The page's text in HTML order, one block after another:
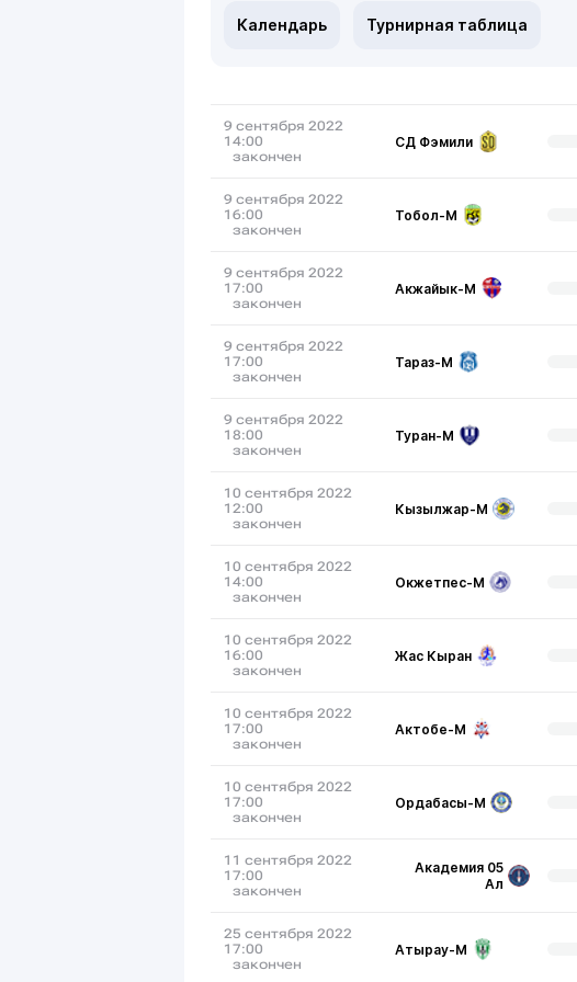
Календарь Турнирная таблица
9 сентября 2022
14:00
закончен
СД Фэмили
9 сентября 2022
16:00
закончен
Тобол-М
9 сентября 2022
17:00
закончен
Акжайык-М
9 сентября 2022
17:00
закончен
Тараз-М
9 сентября 2022
18:00
закончен
Туран-М
10 сентября 2022
12:00
закончен
Кызылжар-М
10 сентября 2022
14:00
закончен
Окжетпес-М
10 сентября 2022
16:00
закончен
Жас Кыран
10 сентября 2022
17:00
закончен
Актобе-М
10 сентября 2022
17:00
закончен
Ордабасы-М
11 сентября 2022
17:00
закончен
Академия 05
Ал
25 сентября 2022
17:00
закончен
Атырау-М